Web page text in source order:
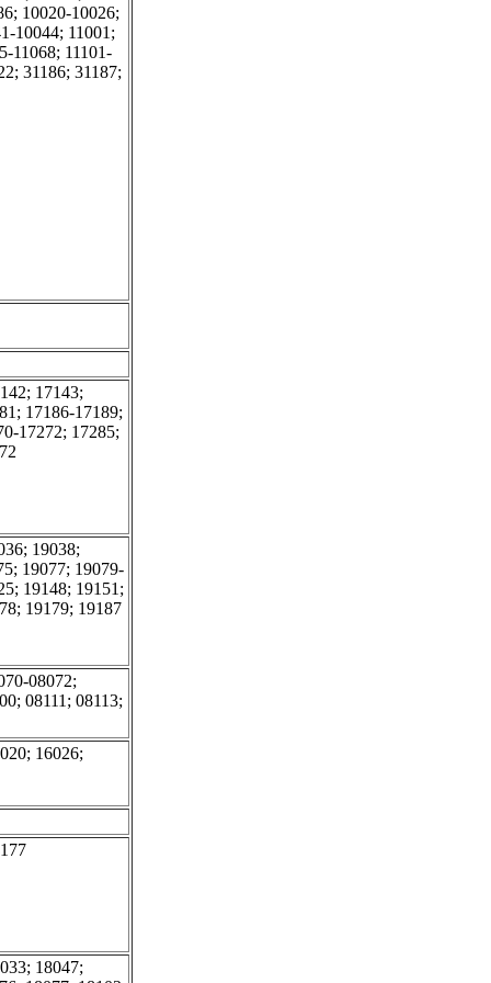
10020-10026;
10044; 11001;
11068; 11101-
31186; 31187;
17143;
17186-17189;
17272; 17285;
19038;
19077; 19079-
19148; 19151;
19179; 19187
08072;
08111; 08113;
16026;
18047;